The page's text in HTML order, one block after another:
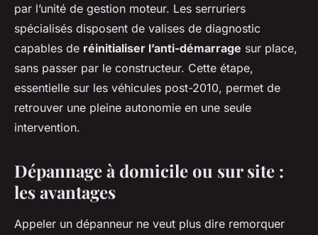
par l’unité de gestion moteur. Les serruriers
spécialisés disposent de valises de diagnostic
capables de réinitialiser l’anti-démarrage sur place,
sans passer par le constructeur. Cette étape,
essentielle sur les véhicules post-2010, permet de
retrouver une pleine autonomie en une seule
intervention.
Dépannage à domicile ou sur site :
les avantages
Appeler un dépanneur ne veut plus dire remorquer